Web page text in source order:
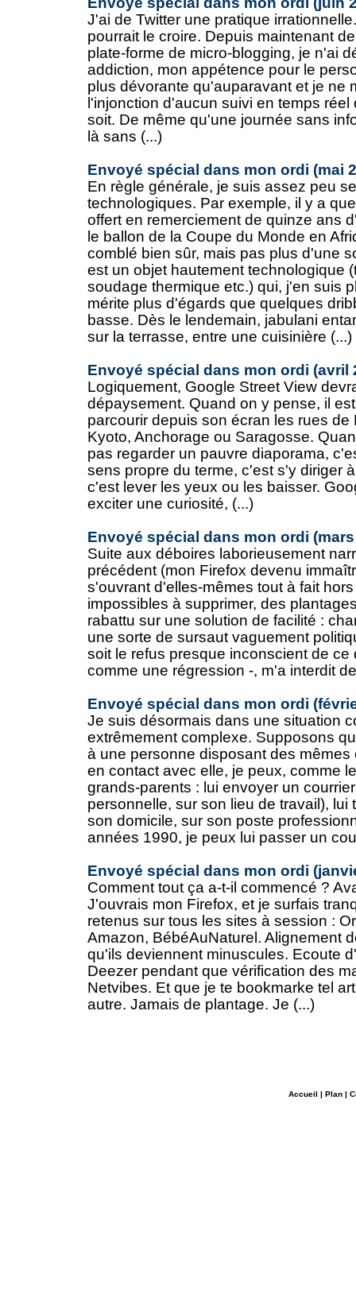
J'ai de Twitter une pratique
pourrait le croire. Depuis maintenant
plate-forme de micro-blogging, je n'ai
addiction, mon appétence pour le
plus dévorante qu'auparavant et je ne
l'injonction d'aucun suivi en temps
soit. De même qu'une journée sans
là sans (...)
Envoyé spécial dans mon ordi (mai
En règle générale, je suis assez peu
technologiques. Par exemple, il y a
offert en remerciement de quinze ans
le ballon de la Coupe du Monde en
comblé bien sûr, mais pas plus d'une
est un objet hautement technologique
soudage thermique etc.) qui, j'en suis
mérite plus d'égards que quelques
basse. Dès le lendemain, jabulani
sur la terrasse, entre une cuisinière (...)
Envoyé spécial dans mon ordi (avril
Logiquement, Google Street View
dépaysement. Quand on y pense, il
parcourir depuis son écran les rues de
Kyoto, Anchorage ou Saragosse.
pas regarder un pauvre diaporama,
sens propre du terme, c'est s'y diriger
c'est lever les yeux ou les baisser.
exciter une curiosité, (...)
Envoyé spécial dans mon ordi (mars
Suite aux déboires laborieusement
précédent (mon Firefox devenu
s'ouvrant d'elles-mêmes tout à fait
impossibles à supprimer, des
rabattu sur une solution de facilité :
une sorte de sursaut vaguement
soit le refus presque inconscient de ce
comme une régression -, m'a interdit
Envoyé spécial dans mon ordi
Je suis désormais dans une situation
extrêmement complexe. Supposons
à une personne disposant des mêmes
en contact avec elle, je peux, comme
grands-parents : lui envoyer un
personnelle, sur son lieu de travail), lui
son domicile, sur son poste
années 1990, je peux lui passer un
Envoyé spécial dans mon ordi
Comment tout ça a-t-il commencé ?
J'ouvrais mon Firefox, et je surfais
retenus sur tous les sites à session :
Amazon, BébéAuNaturel. Alignement
qu'ils deviennent minuscules. Ecoute
Deezer pendant que vérification des
Netvibes. Et que je te bookmarke tel
autre. Jamais de plantage. Je (...)
Accueil | Plan|